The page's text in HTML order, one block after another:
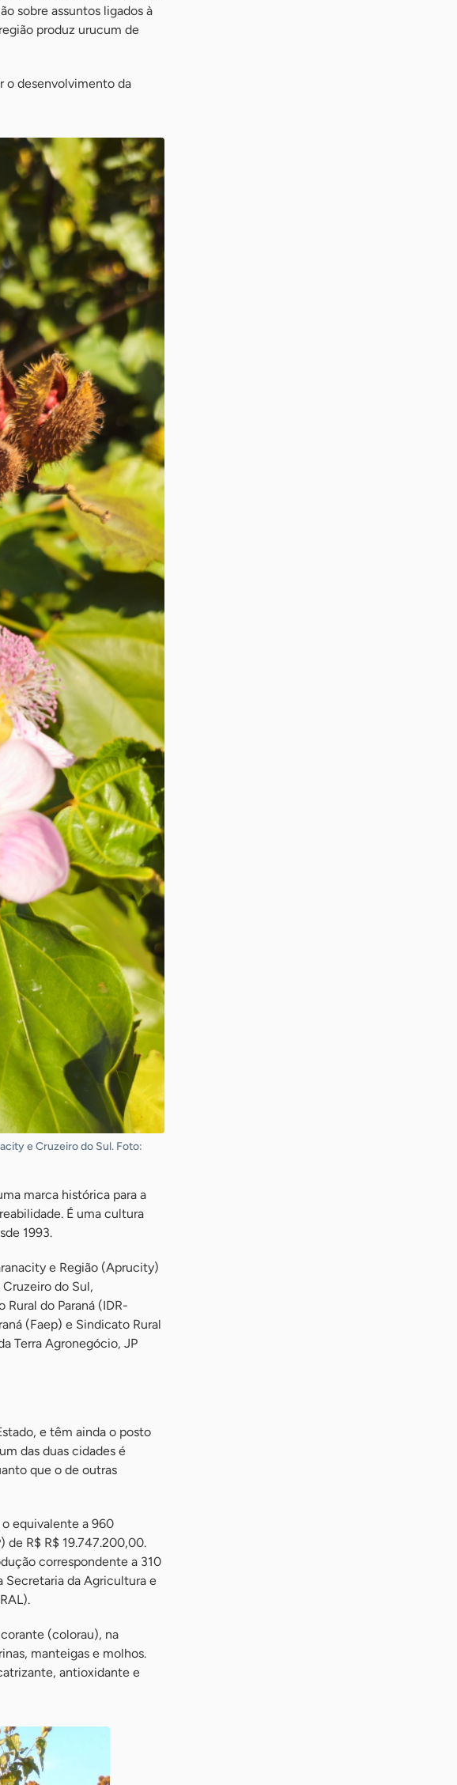
sobre assuntos ligados à
produz urucum de
o desenvolvimento da
e Cruzeiro do Sul. Foto:
marca histórica para a
É uma cultura
1993.
e Região (Aprucity)
do Sul,
do Paraná (IDR-
(Faep) e Sindicato Rural
Terra Agronegócio, JP
e têm ainda o posto
das duas cidades é
que o de outras
equivalente a 960
de R$ R$ 19.747.200,00.
correspondente a 310
Secretaria da Agricultura e
(colorau), na
manteigas e molhos.
antioxidante e